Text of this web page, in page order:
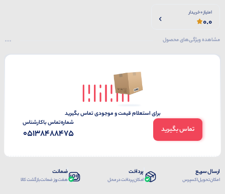
امتیاز 0 خریدار
0.0
مشاهده ویژگی‌های محصول
برای استعلام قیمت و موجودی تماس بگیرید
تماس بگیرید
شماره‌تماس‌ با‌کارشناس
05138488475
ارسال سریع
امکان تحویل اکسپرس
پرداخت
امکان پرداخت در محل
ضمانت
هفت روز ضمانت بازگشت کالا